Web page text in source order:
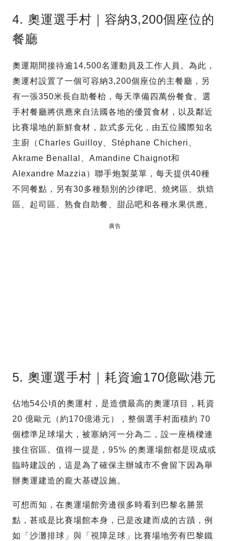
4. 奧運選手村｜容納3,200個座位的
餐廳
奧運期間接待逾14,500名運動員及工作人員。為此，
奧運村設置了一個可容納3,200個座位的主餐廳，另
有一張350米長自助餐枱，每天準備四萬份餐食。選
手村餐廳將供應來自法國各地的優質食材，以及鄰近
比賽場地的新鮮食材，款式多元化，由五位國際知名
主廚（Charles Guilloy、Stéphane Chicheri、
Akrame Benallal、Amandine Chaignot和
Alexandre Mazzia）聯手炮製菜單，每天提供40種
不同餐點，另有30多種類別的沙律吧、燒烤區、烘焙
區、起司區、熟食自助餐、甜品吧和各種水果供應。
廣告
5. 奧運選手村｜耗資逾170億歐港元
佔地54公頃的奧運村，是造價最高的奧運項目，耗資
20 億歐元（約170億港元），整個選手村面積約 70
個標準足球場大，被塞納河一分為二，設一座橋樑連
接住宿區。值得一提是，95% 的奧運場館都是現成或
臨時建設的，這是為了確保主辦城市不會留下因為舉
辦奧運建造的龐大基礎設施。
可想而知，在奧運場館旁邊很多時看到巴黎名勝景
點，甚或是比賽場館本身，已是改建而成的古蹟，例
如「沙灘排球」與「視障足球」比賽場地旁有巴黎鐵